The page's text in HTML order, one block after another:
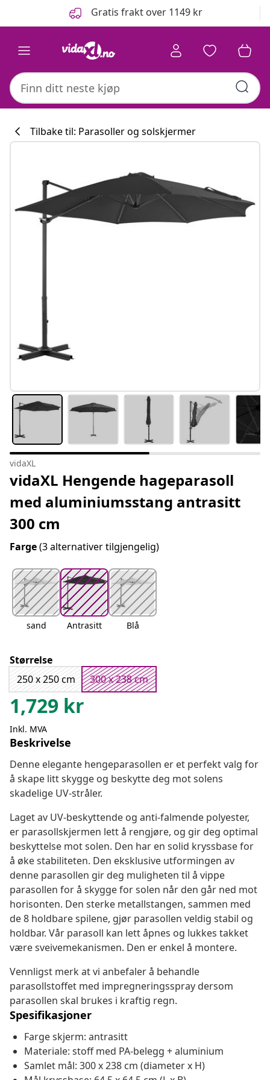
Gratis frakt over 1149 kr
Tilbake til: Parasoller og solskjermer
vidaXL
vidaXL Hengende hageparasoll
med aluminiumsstang antrasitt
300 cm
Farge(3 alternativer tilgjengelig)
sand Antrasitt Blå
Størrelse
250 x 250 cm
300 x 238 cm
1,729 kr
Inkl. MVA
Beskrivelse
Denne elegante hengeparasollen er et perfekt valg for
å skape litt skygge og beskytte deg mot solens
skadelige UV-stråler.
Laget av UV-beskyttende og anti-falmende polyester,
er parasollskjermen lett å rengjøre, og gir deg optimal
beskyttelse mot solen. Den har en solid kryssbase for
å øke stabiliteten. Den eksklusive utformingen av
denne parasollen gir deg muligheten til å vippe
parasollen for å skygge for solen når den går ned mot
horisonten. Den sterke metallstangen, sammen med
de 8 holdbare spilene, gjør parasollen veldig stabil og
holdbar. Vår parasoll kan lett åpnes og lukkes takket
være sveivemekanismen. Den er enkel å montere.
Vennligst merk at vi anbefaler å behandle
parasollstoffet med impregneringsspray dersom
parasollen skal brukes i kraftig regn.
Spesifikasjoner
Farge skjerm: antrasitt
Materiale: stoff med PA-belegg + aluminium
Samlet mål: 300 x 238 cm (diameter x H)